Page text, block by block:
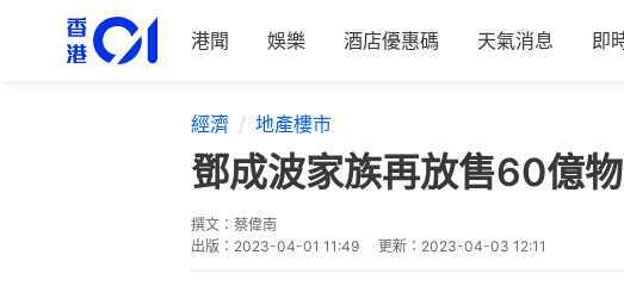
港聞 娛樂 酒店優惠碼 天氣消息 即
經濟 地產樓市
鄧成波家族再放售60億
撰文： 蔡偉南
出版： 2023-04-01 11:49 更新： 2023-04-03 12:11